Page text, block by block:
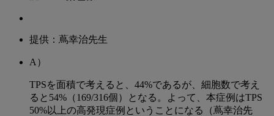
提供：蔦幸治先生
A）
TPSを面積で考えると、44%であるが、細胞数で考え
ると54%（169/316個）となる。よって、本症例はTPS
50%以上の高発現症例ということになる（蔦幸治先